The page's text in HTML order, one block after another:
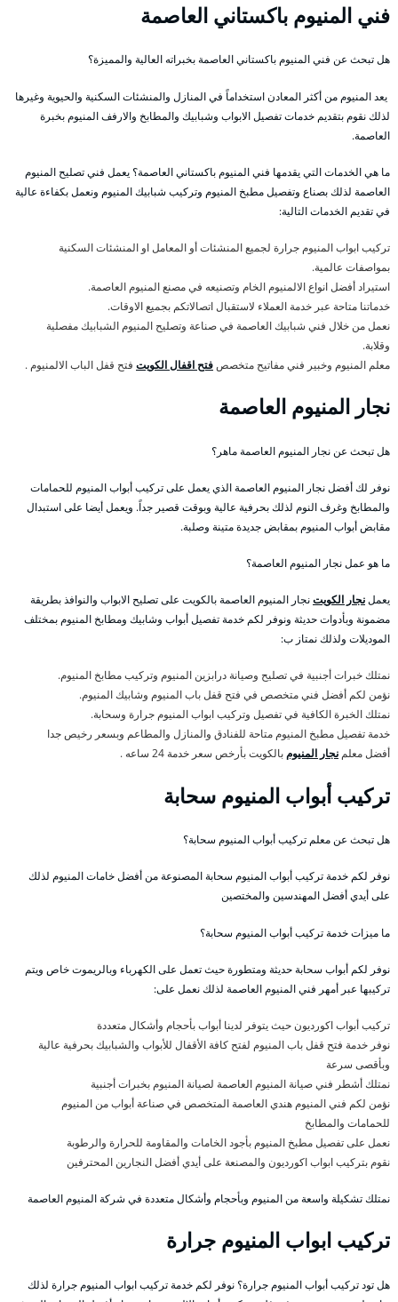
فني المنيوم باكستاني العاصمة
هل تبحث عن فني المنيوم باكستاني العاصمة بخبراته العالية والمميزة؟
يعد المنيوم من أكثر المعادن استخداماً في المنازل والمنشئات السكنية والحيوية وغيرها
لذلك نقوم بتقديم خدمات تفصيل الابواب وشبابيك والمطابخ والارفف المنيوم بخبرة
العاصمة.
ما هي الخدمات التي يقدمها فني المنيوم باكستاني العاصمة؟ يعمل فني تصليح المنيوم
العاصمة لذلك بصناع وتفصيل مطبخ المنيوم وتركيب شبابيك المنيوم ونعمل بكفاءة عالية
في تقديم الخدمات التالية:
تركيب ابواب المنيوم جرارة لجميع المنشئات أو المعامل او المنشئات السكنية
بمواصفات عالمية.
استيراد أفضل انواع الالمنيوم الخام وتصنيعه في مصنع المنيوم العاصمة.
خدماتنا متاحة عبر خدمة العملاء لاستقبال اتصالاتكم بجميع الاوقات.
نعمل من خلال فني شبابيك العاصمة في صناعة وتصليح المنيوم الشبابيك مفصلية
وقلابة.
معلم المنيوم وخبير فني مفاتيح متخصصفتح اقفال الكويت فتح قفل الباب الالمنيوم .
نجار المنيوم العاصمة
هل تبحث عن نجار المنيوم العاصمة ماهر؟
نوفر لك أفضل نجار المنيوم العاصمة الذي يعمل على تركيب أبواب المنيوم للحمامات
والمطابخ وغرف النوم لذلك بحرفية عالية وبوقت قصير جداً. ويعمل أيضا على استبدال
مقابض أبواب المنيوم بمقابض جديدة متينة وصلبة.
ما هو عمل نجار المنيوم العاصمة؟
يعملنجار الكويتنجار المنيوم العاصمة بالكويت على تصليح الابواب والنوافذ بطريقة
مضمونة وبأدوات حديثة ونوفر لكم خدمة تفصيل أبواب وشابيك ومطابخ المنيوم بمختلف
الموديلات ولذلك نمتاز ب:
نمتلك خبرات أجنبية في تصليح وصيانة درابزين المنيوم وتركيب مطابخ المنيوم.
نؤمن لكم أفضل فني متخصص في فتح قفل باب المنيوم وشابيك المنيوم.
نمتلك الخبرة الكافية في تفصيل وتركيب ابواب المنيوم جرارة وسحابة.
خدمة تفصيل مطبخ المنيوم متاحة للفنادق والمنازل والمطاعم وبسعر رخيص جدا
أفضل معلمنجار المنيومبالكويت بأرخص سعر خدمة 24 ساعه .
تركيب أبواب المنيوم سحابة
هل تبحث عن معلم تركيب أبواب المنيوم سحابة؟
نوفر لكم خدمة تركيب أبواب المنيوم سحابة المصنوعة من أفضل خامات المنيوم لذلك
على أيدي أفضل المهندسين والمختصين
ما ميزات خدمة تركيب أبواب المنيوم سحابة؟
نوفر لكم أبواب سحابة حديثة ومتطورة حيث تعمل على الكهرباء وبالريموت خاص ويتم
تركيبها عبر أمهر فني المنيوم العاصمة لذلك نعمل على:
تركيب أبواب اكورديون حيث يتوفر لدينا أبواب بأحجام وأشكال متعددة
نوفر خدمة فتح قفل باب المنيوم لفتح كافة الأقفال للأبواب والشبابيك بحرفية عالية
وبأقصى سرعة
نمتلك أشطر فني صيانة المنيوم العاصمة لصيانة المنيوم بخبرات أجنبية
نؤمن لكم فني المنيوم هندي العاصمة المتخصص في صناعة أبواب من المنيوم
للحمامات والمطابخ
نعمل على تفصيل مطبخ المنيوم بأجود الخامات والمقاومة للحرارة والرطوبة
نقوم بتركيب ابواب اكورديون والمصنعة على أيدي أفضل النجارين المحترفين
نمتلك تشكيلة واسعة من المنيوم وبأحجام وأشكال متعددة في شركة المنيوم العاصمة
تركيب ابواب المنيوم جرارة
هل تود تركيب أبواب المنيوم جرارة؟ نوفر لكم خدمة تركيب ابواب المنيوم جرارة لذلك